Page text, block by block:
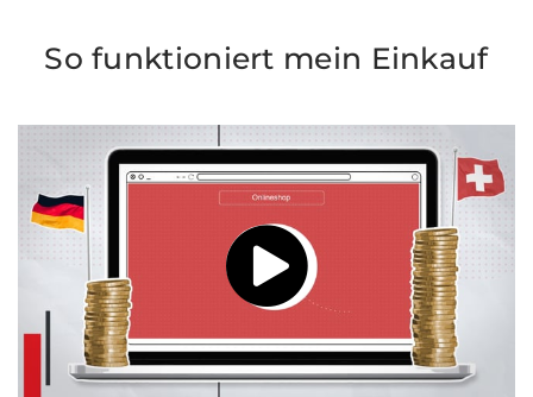
So funktioniert mein Einkauf